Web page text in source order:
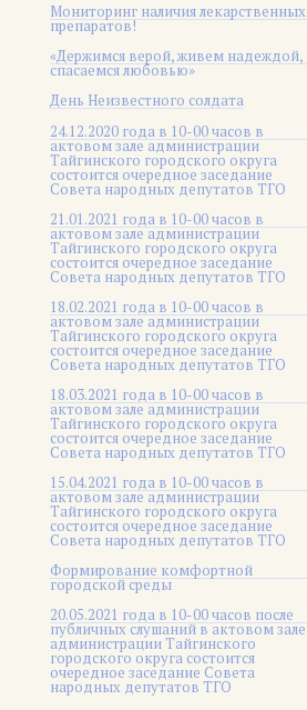
Мониторинг наличия лекарственных
препаратов!
«Держимся верой, живем надеждой,
спасаемся любовью»
День Неизвестного солдата
24.12.2020 года в 10-00 часов в
актовом зале администрации
Тайгинского городского округа
состоится очередное заседание
Совета народных депутатов ТГО
21.01.2021 года в 10-00 часов в
актовом зале администрации
Тайгинского городского округа
состоится очередное заседание
Совета народных депутатов ТГО
18.02.2021 года в 10-00 часов в
актовом зале администрации
Тайгинского городского округа
состоится очередное заседание
Совета народных депутатов ТГО
18.03.2021 года в 10-00 часов в
актовом зале администрации
Тайгинского городского округа
состоится очередное заседание
Совета народных депутатов ТГО
15.04.2021 года в 10-00 часов в
актовом зале администрации
Тайгинского городского округа
состоится очередное заседание
Совета народных депутатов ТГО
Формирование комфортной
городской среды
20.05.2021 года в 10-00 часов после
публичных слушаний в актовом зале
администрации Тайгинского
городского округа состоится
очередное заседание Совета
народных депутатов ТГО